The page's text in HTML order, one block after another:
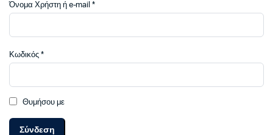
Όνομα Χρήστη ή e-mail*Απαιτείται
Κωδικός *Απαιτείται
Θυμήσου με
Σύνδεση